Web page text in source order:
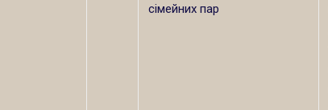
сімейних пар